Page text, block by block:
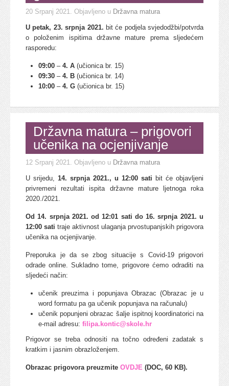
20 Srpanj 2021. Objavljeno u Državna matura
U petak, 23. srpnja 2021. bit će podjela svjedodžbi/potvrda
o položenim ispitima državne mature prema sljedećem
rasporedu:
09:00 – 4. A (učionica br. 15)
09:30 – 4. B (učionica br. 14)
10:00 – 4. G (učionica br. 15)
Državna matura – prigovori
učenika na ocjenjivanje
12 Srpanj 2021. Objavljeno u Državna matura
U srijedu, 14. srpnja 2021., u 12:00 sati bit će objavljeni
privremeni rezultati ispita državne mature ljetnoga roka
2020./2021.
Od 14. srpnja 2021. od 12:01 sati do 16. srpnja 2021. u
12:00 sati traje aktivnost ulaganja prvostupanjskih prigovora
učenika na ocjenjivanje.
Preporuka je da se zbog situacije s Covid-19 prigovori
odrade online. Sukladno tome, prigovore ćemo odraditi na
sljedeći način:
učenik preuzima i popunjava Obrazac (Obrazac je u
word formatu pa ga učenik popunjava na računalu)
učenik popunjeni obrazac šalje ispitnoj koordinatorici na
e-mail adresu: filipa.kontic@skole.hr
Prigovor se treba odnositi na točno određeni zadatak s
kratkim i jasnim obrazloženjem.
Obrazac prigovora preuzmite OVDJE (DOC, 60 KB).